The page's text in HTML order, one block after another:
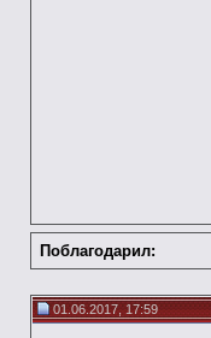
Поблагодарил:
01.06.2017, 17:59